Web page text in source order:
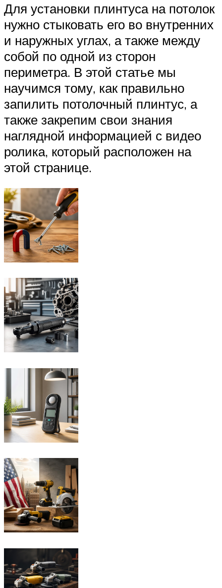
Для установки плинтуса на потолок
нужно стыковать его во внутренних
и наружных углах, а также между
собой по одной из сторон
периметра. В этой статье мы
научимся тому, как правильно
запилить потолочный плинтус, а
также закрепим свои знания
наглядной информацией с видео
ролика, который расположен на
этой странице.